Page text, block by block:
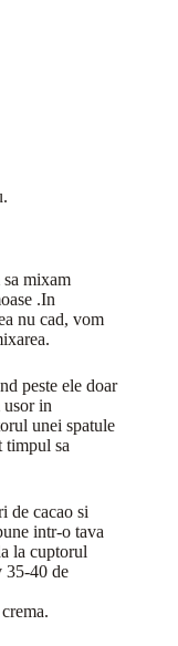
sa mixam
.In
nu cad, vom
peste ele doar
in
unei spatule
timpul sa
de cacao si
intr-o tava
la cuptorul
35-40 de